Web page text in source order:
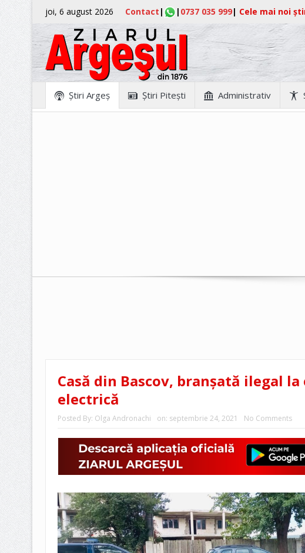
joi, 6 august 2026 Contact | | 0737 035 999| Cele mai noi
Ştiri Argeş Ştiri Piteşti Administrativ
Casă din Bascov, branșată ilegal
electrică
Posted By: Olga Andronachi on: septembrie 24, 2021 No Comments